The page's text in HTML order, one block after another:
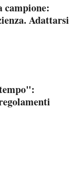
campione:
Adattarsi